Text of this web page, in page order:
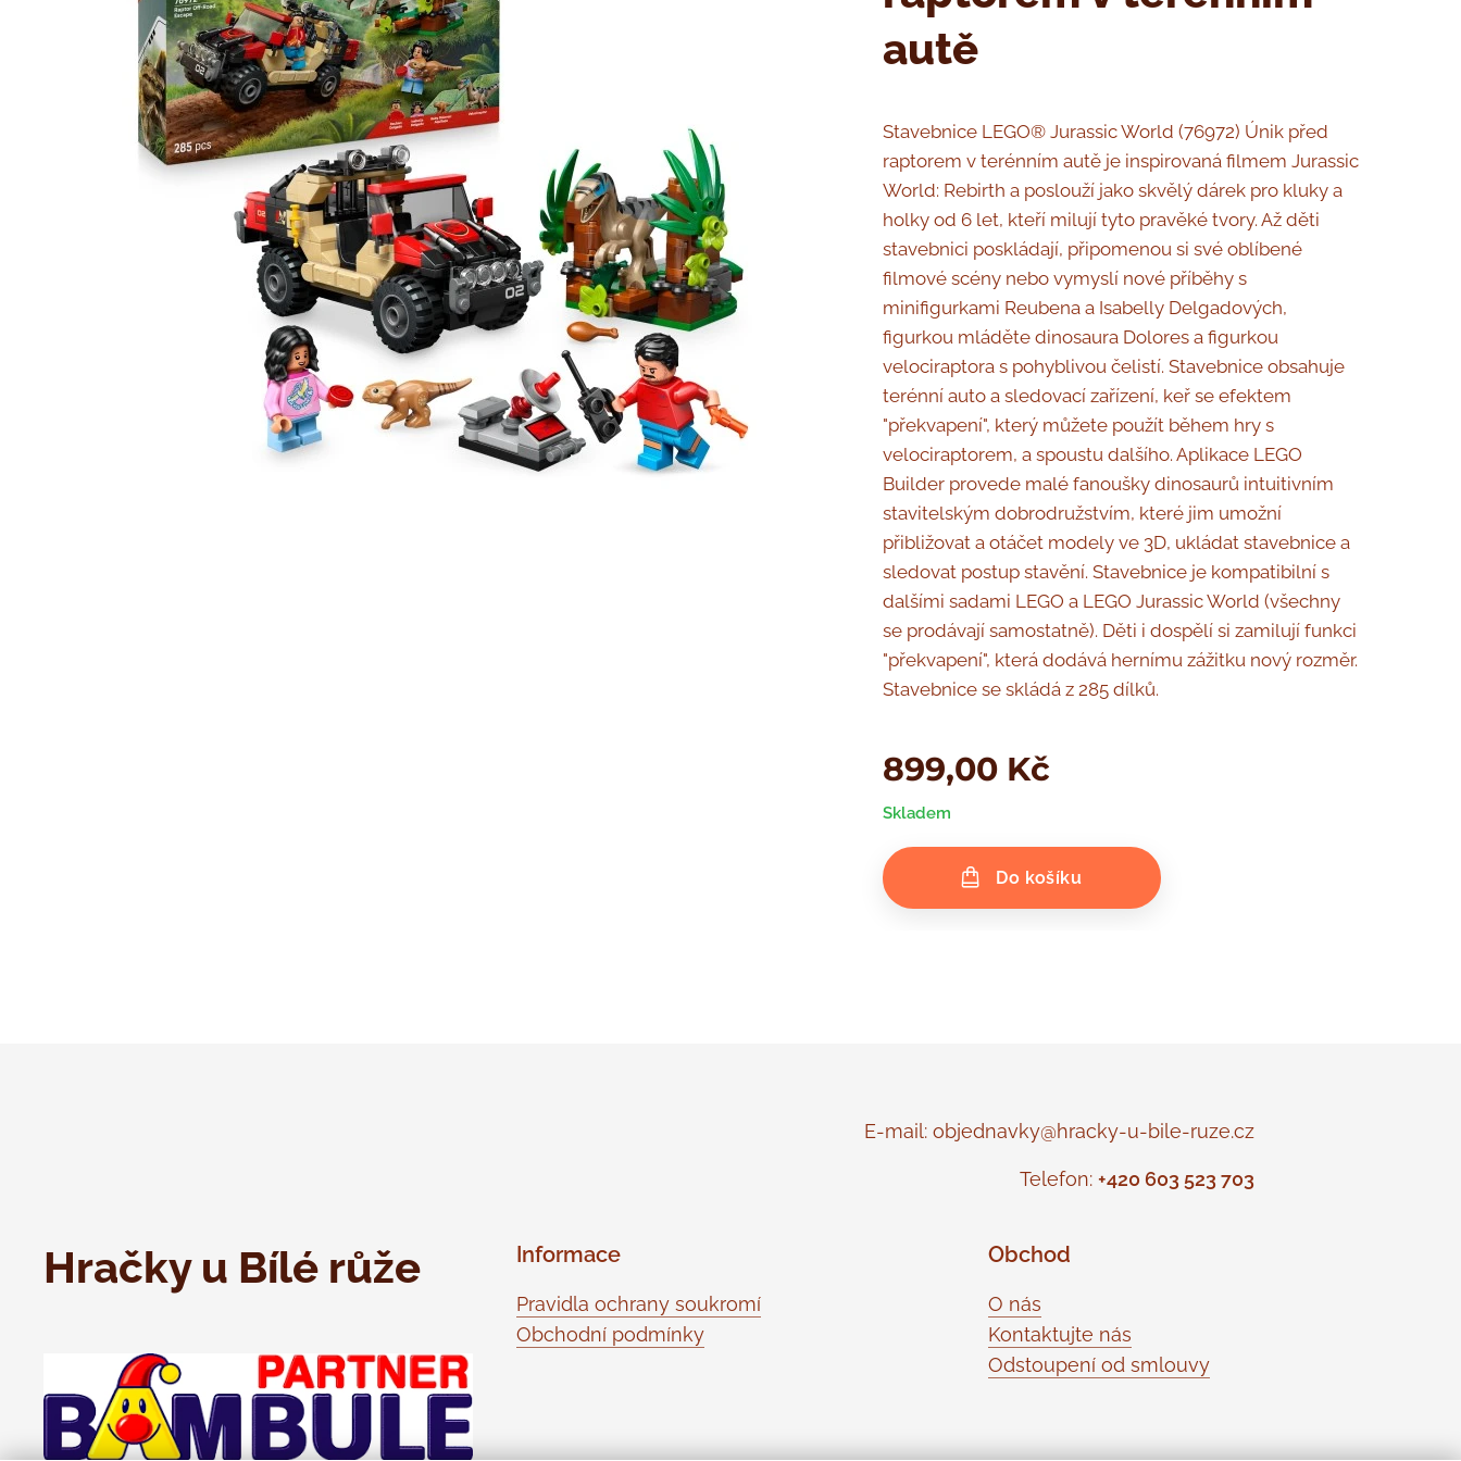
autě
Stavebnice LEGO® Jurassic World (76972) Únik před
raptorem v terénním autě je inspirovaná filmem Jurassic
World: Rebirth a poslouží jako skvělý dárek pro kluky a
holky od 6 let, kteří milují tyto pravěké tvory. Až děti
stavebnici poskládají, připomenou si své oblíbené
filmové scény nebo vymyslí nové příběhy s
minifigurkami Reubena a Isabelly Delgadových,
figurkou mláděte dinosaura Dolores a figurkou
velociraptora s pohyblivou čelistí. Stavebnice obsahuje
terénní auto a sledovací zařízení, keř se efektem
"překvapení", který můžete použít během hry s
velociraptorem, a spoustu dalšího. Aplikace LEGO
Builder provede malé fanoušky dinosaurů intuitivním
stavitelským dobrodružstvím, které jim umožní
přibližovat a otáčet modely ve 3D, ukládat stavebnice a
sledovat postup stavění. Stavebnice je kompatibilní s
dalšími sadami LEGO a LEGO Jurassic World (všechny
se prodávají samostatně). Děti i dospělí si zamilují funkci
"překvapení", která dodává hernímu zážitku nový rozměr.
Stavebnice se skládá z 285 dílků.
899,00 Kč
Skladem
Do košíku
E-mail: objednavky@hracky-u-bile-ruze.cz
Telefon: +420 603 523 703
Hračky u Bílé růže Informace
Pravidla ochrany soukromí
Obchodní podmínky
Obchod
O nás
Kontaktujte nás
Odstoupení od smlouvy